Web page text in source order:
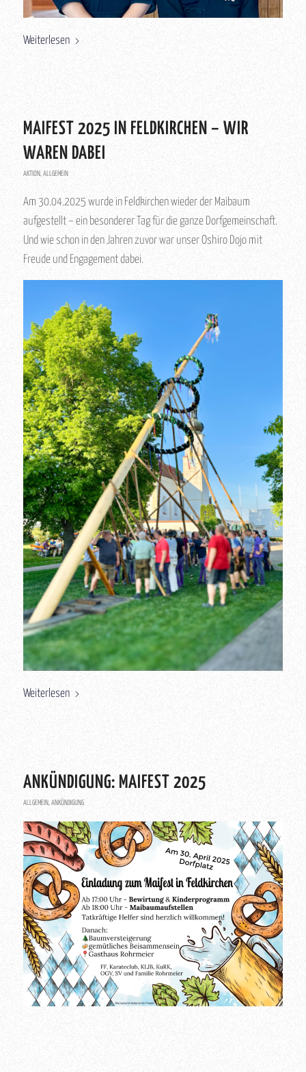
Weiterlesen
MAIFEST 2025 IN FELDKIRCHEN – WIR
WAREN DABEI
AKTION, ALLGEMEIN
Am 30.04.2025 wurde in Feldkirchen wieder der Maibaum
aufgestellt – ein besonderer Tag für die ganze Dorfgemeinschaft.
Und wie schon in den Jahren zuvor war unser Oshiro Dojo mit
Freude und Engagement dabei.
Weiterlesen
ANKÜNDIGUNG: MAIFEST 2025
ALLGEMEIN ANKÜNDIGUNG